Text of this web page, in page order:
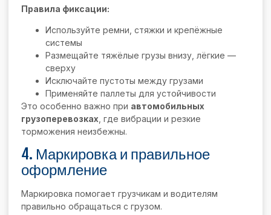
Правила фиксации:
Используйте ремни, стяжки и крепёжные
системы
Размещайте тяжёлые грузы внизу, лёгкие —
сверху
Исключайте пустоты между грузами
Применяйте паллеты для устойчивости
Это особенно важно при автомобильных
грузоперевозках , где вибрации и резкие
торможения неизбежны.
4. Маркировка и правильное
оформление
Маркировка помогает грузчикам и водителям
правильно обращаться с грузом.